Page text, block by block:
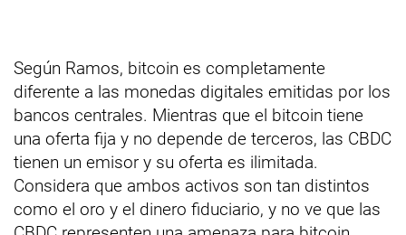
Según Ramos, bitcoin es completamente
diferente a las monedas digitales emitidas por los
bancos centrales. Mientras que el bitcoin tiene
una oferta fija y no depende de terceros, las CBDC
tienen un emisor y su oferta es ilimitada.
Considera que ambos activos son tan distintos
como el oro y el dinero fiduciario, y no ve que las